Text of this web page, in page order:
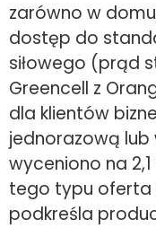
zarówno w
dostęp do
siłowego (prąd
Greencell z
dla klientów
jednorazową lub
wyceniono na
tego typu oferta
podkreśla